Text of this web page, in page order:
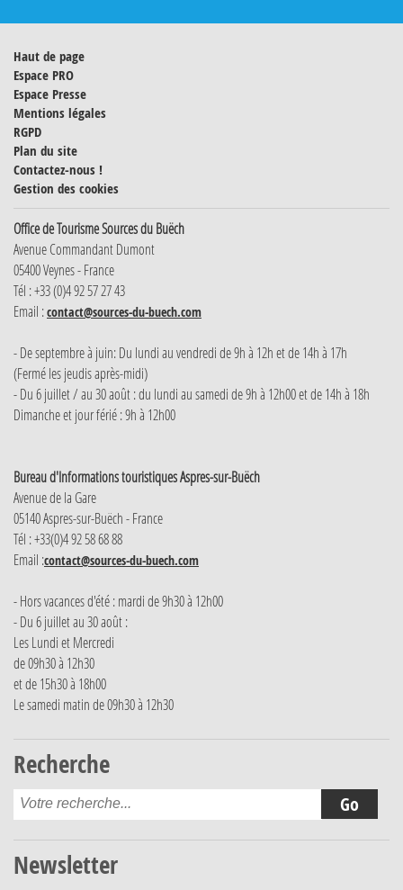
Haut de page
Espace PRO
Espace Presse
Mentions légales
RGPD
Plan du site
Contactez-nous !
Gestion des cookies
Office de Tourisme Sources du Buëch
Avenue Commandant Dumont
05400 Veynes - France
Tél : +33 (0)4 92 57 27 43
Email :contact@sources-du-buech.com
- De septembre à juin: Du lundi au vendredi de 9h à 12h et de 14h à 17h
(Fermé les jeudis après-midi)
- Du 6 juillet / au 30 août : du lundi au samedi de 9h à 12h00 et de 14h à 18h
Dimanche et jour férié : 9h à 12h00
Bureau d'Informations touristiques Aspres-sur-Buëch
Avenue de la Gare
05140 Aspres-sur-Buëch - France
Tél : +33(0)4 92 58 68 88
Email :contact@sources-du-buech.com
- Hors vacances d'été : mardi de 9h30 à 12h00
- Du 6 juillet au 30 août :
Les Lundi et Mercredi
de 09h30 à 12h30
et de 15h30 à 18h00
Le samedi matin de 09h30 à 12h30
Recherche
Newsletter